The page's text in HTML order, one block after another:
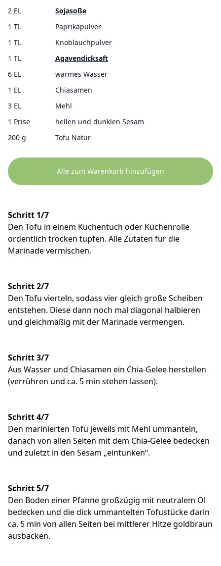
2 EL
Sojasoße
1 TL
Paprikapulver
1 TL
Knoblauchpulver
1 TL
Agavendicksaft
6 EL
warmes Wasser
1 EL
Chiasamen
3 EL
Mehl
1 Prise
hellen und dunklen Sesam
200 g
Tofu Natur
Alle zum Warenkorb hinzufügen
Schritt 1/7
Den Tofu in einem Küchentuch oder Küchenrolle
ordentlich trocken tupfen. Alle Zutaten für die
Marinade vermischen.
Schritt 2/7
Den Tofu vierteln, sodass vier gleich große Scheiben
entstehen. Diese dann noch mal diagonal halbieren
und gleichmäßig mit der Marinade vermengen.
Schritt 3/7
Aus Wasser und Chiasamen ein Chia-Gelee herstellen
(verrühren und ca. 5 min stehen lassen).
Schritt 4/7
Den marinierten Tofu jeweils mit Mehl ummanteln,
danach von allen Seiten mit dem Chia-Gelee bedecken
und zuletzt in den Sesam „eintunken“.
Schritt 5/7
Den Boden einer Pfanne großzügig mit neutralem Öl
bedecken und die dick ummantelten Tofustücke darin
ca. 5 min von allen Seiten bei mittlerer Hitze goldbraun
ausbacken.